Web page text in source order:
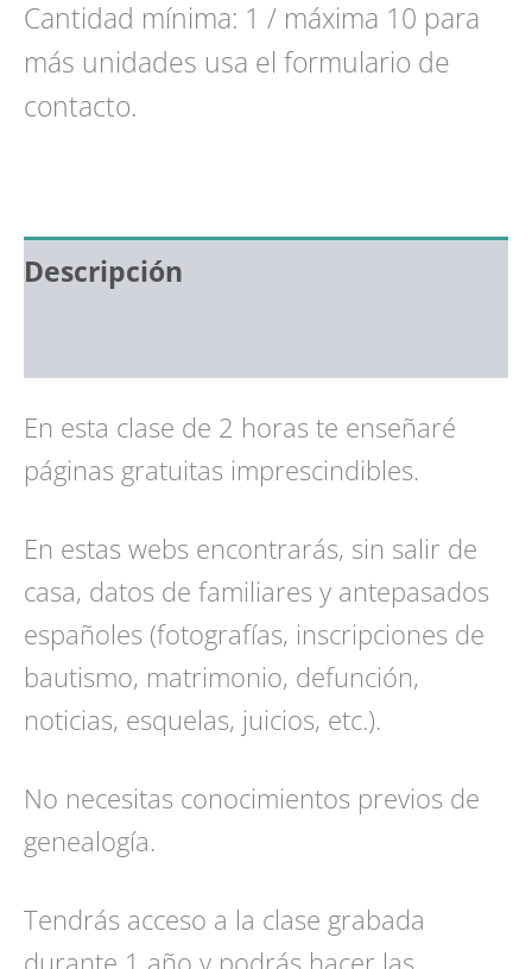
en
línea
para
investigar
tu
Cantidad mínima: 1 / máxima 10 para
más unidades usa el formulario de
contacto.
Descripción
En esta clase de 2 horas te enseñaré
páginas gratuitas imprescindibles.
En estas webs encontrarás, sin salir de
casa, datos de familiares y antepasados
españoles (fotografías, inscripciones de
bautismo, matrimonio, defunción,
noticias, esquelas, juicios, etc.).
No necesitas conocimientos previos de
genealogía.
Tendrás acceso a la clase grabada